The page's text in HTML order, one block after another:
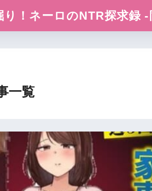
！ネーロのNTR探求録 -
一覧